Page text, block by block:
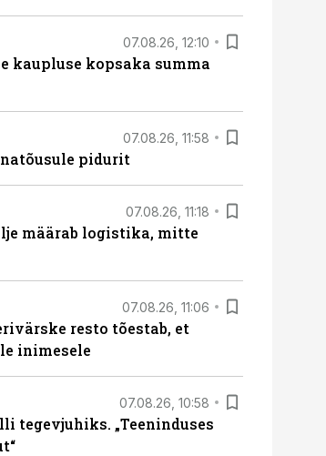
07.08.26, 12:10
kaupluse kopsaka summa
07.08.26, 11:58
pidurit
07.08.26, 11:18
määrab logistika, mitte
07.08.26, 11:06
resto tõestab, et
inimesele
07.08.26, 10:58
tegevjuhiks. „Teeninduses